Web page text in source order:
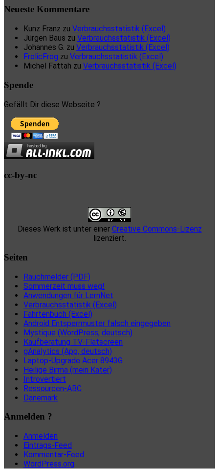
Neueste Kommentare
Kunz Franz zu Verbrauchsstatistik (Excel)
Jürgen Baus zu Verbrauchsstatistik (Excel)
Johannes G. zu Verbrauchsstatistik (Excel)
FrolicFrog zu Verbrauchsstatistik (Excel)
Michel Fattah zu Verbrauchsstatistik (Excel)
Spende
Gefällt Dir diese Webseite ?
cc-by-nc
Dieses Werk ist unter einer Creative Commons-Lizenz
lizenziert.
Seiten
Rauchmelder (PDF)
Sommerzeit muss weg!
Anwendungen für LernNet
Verbrauchsstatistik (Excel)
Fahrtenbuch (Excel)
Android Entsperrmuster falsch eingegeben
Mystique (WordPress, deutsch)
Kaufberatung TV-Flatscreen
gAnalytics (App, deutsch)
Laptop-Upgrade Acer 8943G
Heilige Birma (mein Kater)
Introvertiert
Ressourcen-ABC
Dänemark
Anmelden ?
Anmelden
Eintrags-Feed
Kommentar-Feed
WordPress.org